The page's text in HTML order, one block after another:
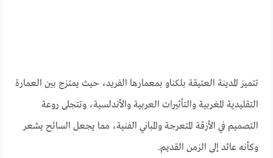
تتميز المدينة العتيقة بلكناو بمعمارها الفريد، حيث يمتزج بين العمارة
التقليدية المغربية والتأثيرات العربية والأندلسية، وتتجلى روعة
التصميم في الأزقة المتعرجة والمباني الفنية، مما يجعل السائح يشعر
وكأنه عائد إلى الزمن القديم.